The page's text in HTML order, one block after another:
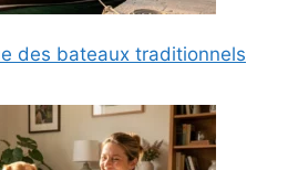
des bateaux traditionnels